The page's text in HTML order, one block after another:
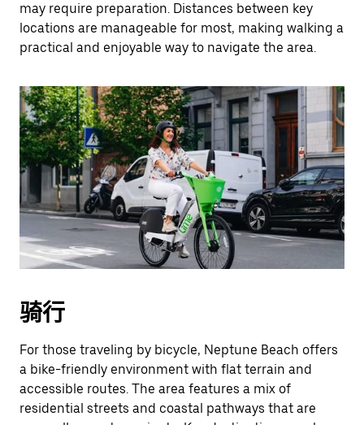
may require preparation. Distances between key
locations are manageable for most, making walking a
practical and enjoyable way to navigate the area.
骑行
For those traveling by bicycle, Neptune Beach offers
a bike-friendly environment with flat terrain and
accessible routes. The area features a mix of
residential streets and coastal pathways that are